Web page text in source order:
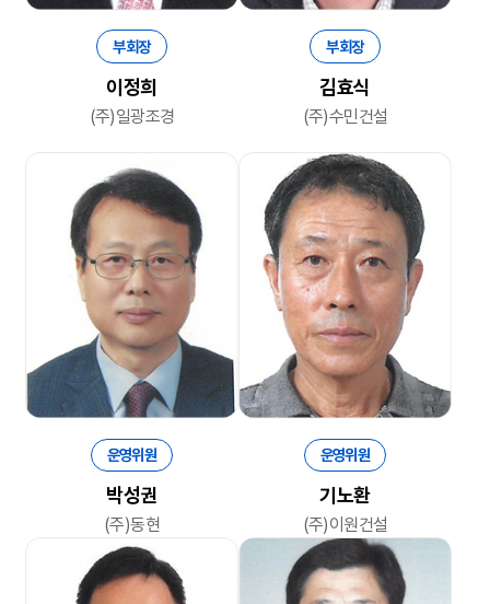
부회장
이정희
(주)일광조경
부회장
김효식
(주)수민건설
운영위원
박성권
(주)동현
운영위원
기노환
(주)이원건설